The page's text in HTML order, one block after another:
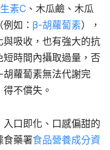
素C 、木瓜鹼、木瓜
如： β-胡蘿蔔素），
吸收，也有強大的抗
時間內攝取過量，否
蘿蔔素無法代謝完
不償失。
口即化、口感偏甜的
食藥署食品營養成分資